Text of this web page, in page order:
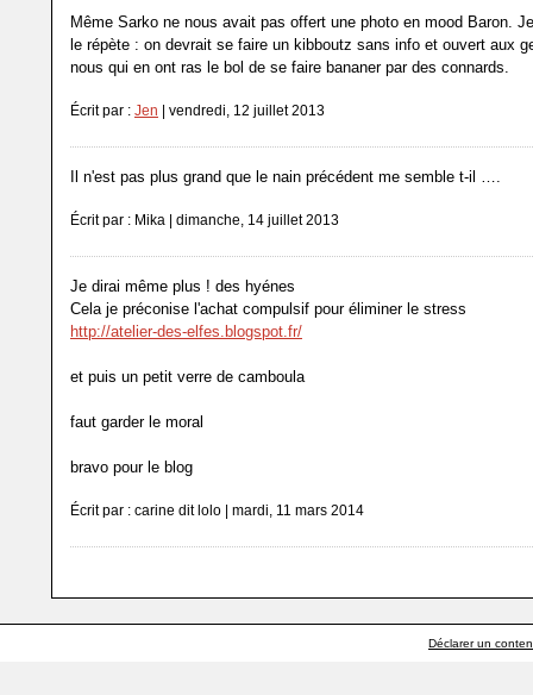
Même Sarko ne nous avait pas offert une photo en mood Baron.
le répète : on devrait se faire un kibboutz sans info et ouvert aux
nous qui en ont ras le bol de se faire bananer par des connards.
Écrit par : Jen | vendredi, 12 juillet 2013
Il n'est pas plus grand que le nain précédent me semble t-il ….
Écrit par : Mika | dimanche, 14 juillet 2013
Je dirai même plus ! des hyénes
Cela je préconise l'achat compulsif pour éliminer le stress
http://atelier-des-elfes.blogspot.fr/
et puis un petit verre de camboula
faut garder le moral
bravo pour le blog
Écrit par : carine dit lolo | mardi, 11 mars 2014
Déclarer un